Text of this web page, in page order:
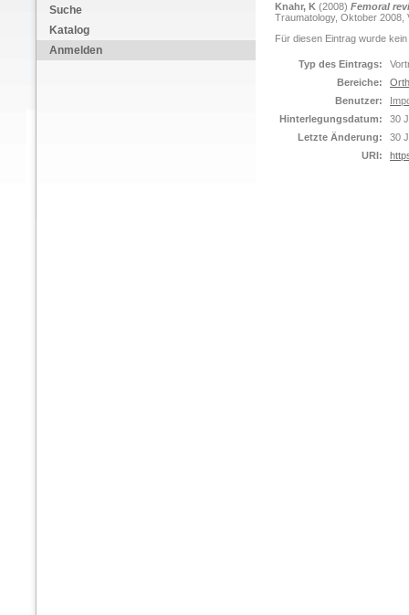
Suche
Katalog
Anmelden
Knahr, K (2008) Femoral
Traumatology, Oktober 2008,
Für diesen Eintrag wurde
Typ des Eintrags:
Bereiche:
Benutzer:
Hinterlegungsdatum:
30
Letzte Änderung:
30
URI: